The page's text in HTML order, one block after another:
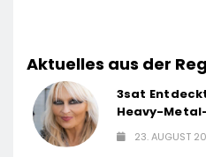
Aktuelles aus der
3sat
Heavy-
23. AUGUST